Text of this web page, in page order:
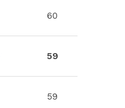
60
59
59